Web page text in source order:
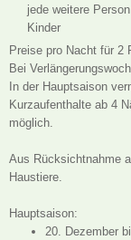
jede weitere Person
Kinder
Preise pro Nacht für 2
Bei
In der Hauptsaison
Kurzaufenthalte ab 4
möglich.
Aus Rücksichtnahme
Haustiere.
Hauptsaison:
20. Dezember